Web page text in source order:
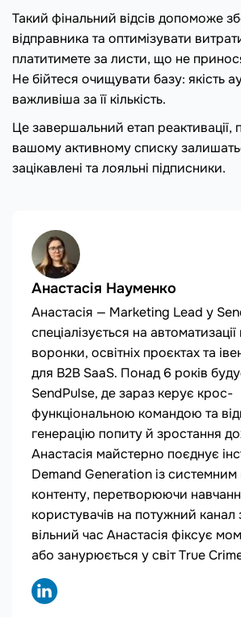
Такий фінальний відсів допоможе
відправника та оптимізувати
платитимете за листи, що не
Не бійтеся очищувати базу: якість
важливіша за її кількість.
Це завершальний етап реактивації,
вашому активному списку
зацікавлені та лояльні підписники.
Анастасія Науменко
Анастасія — Marketing Lead у
спеціалізується на
воронки, освітніх проєктах та
для B2B SaaS. Понад 6 років
SendPulse, де зараз керує крос-
функціональною командою та
генерацію попиту й зростання
Анастасія майстерно поєднує
Demand Generation із системним
контенту, перетворюючи
користувачів на потужний канал
вільний час Анастасія фіксує
або занурюється у світ True